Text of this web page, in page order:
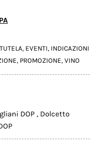
, EVENTI, INDICAZIONI
, PROMOZIONE,VINO
DOP, Dolcetto